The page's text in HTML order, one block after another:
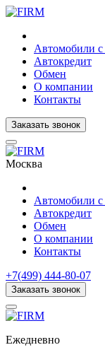
Автомобили с
Автокредит
Обмен
О компании
Контакты
Заказать звонок
Москва
Автомобили с
Автокредит
Обмен
О компании
Контакты
+7(499) 444-80-07
Заказать звонок
Ежедневно